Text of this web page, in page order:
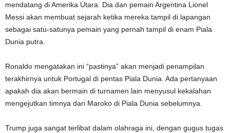
mendatang di Amerika Utara. Dia dan pemain Argentina Lionel
Messi akan membuat sejarah ketika mereka tampil di lapangan
sebagai satu-satunya pemain yang pernah tampil di enam Piala
Dunia putra.
Ronaldo mengatakan ini “pastinya” akan menjadi penampilan
terakhirnya untuk Portugal di pentas Piala Dunia. Ada pertanyaan
apakah dia akan bermain di turnamen lain menyusul kekalahan
mengejutkan timnya dari Maroko di Piala Dunia sebelumnya.
Trump juga sangat terlibat dalam olahraga ini, dengan gugus tugas